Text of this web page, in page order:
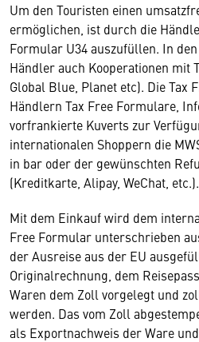
Um den Touristen einen
ermöglichen, ist durch die
Formular U34 auszufüllen. In
Händler auch Kooperationen mit
Global Blue, Planet etc). Die Tax
Händlern Tax Free Formulare,
vorfrankierte Kuverts zur
internationalen Shoppern die
in bar oder der gewünschten
(Kreditkarte, Alipay, WeChat, etc.).
Mit dem Einkauf wird dem
Free Formular unterschrieben
der Ausreise aus der EU
Originalrechnung, dem
Waren dem Zoll vorgelegt und
werden. Das vom Zoll
als Exportnachweis der Ware